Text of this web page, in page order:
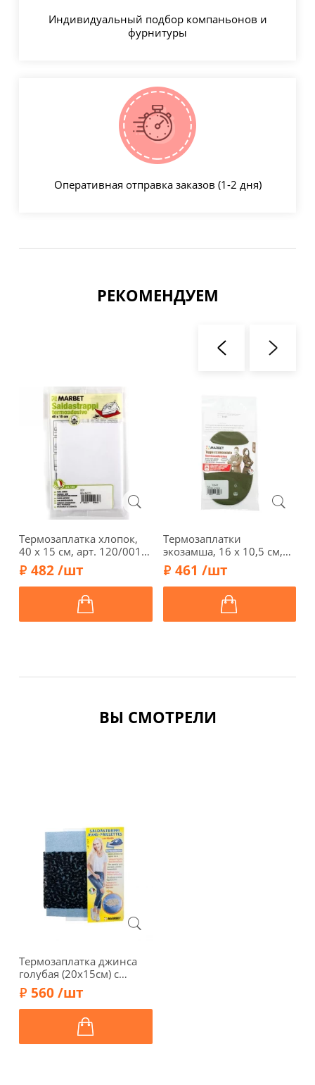
Индивидуальный подбор компаньонов и
фурнитуры
Оперативная отправка заказов (1-2 дня)
РЕКОМЕНДУЕМ
Термозаплатка хлопок,
40 х 15 см, арт. 120/001,
белый
482 /шт
Термозаплатки
экозамша, 16 х 10,5 см,
арт. 1034-Т/019, зеленый
защитный
461 /шт
ВЫ СМОТРЕЛИ
Термозаплатка джинса
голубая (20х15см) с
черными пайетками
(15х10см), 120-Р/796
560 /шт